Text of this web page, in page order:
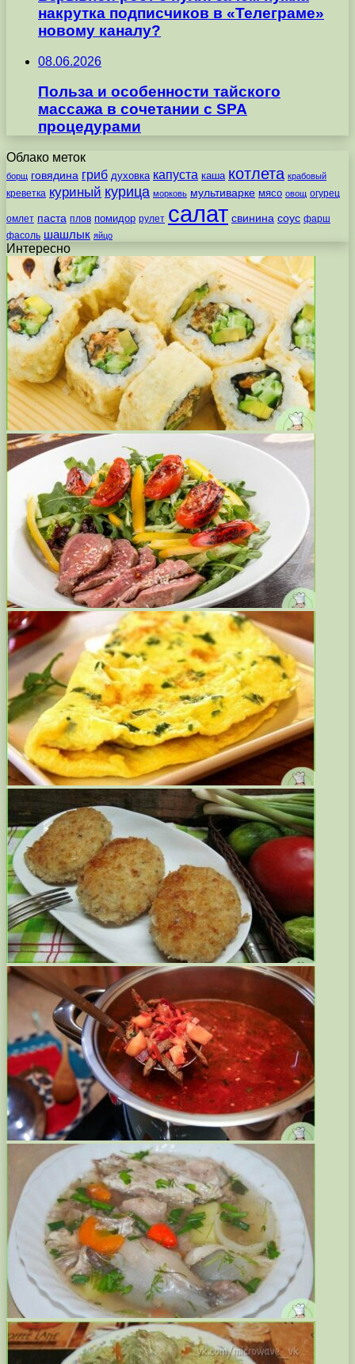
накрутка подписчиков в «Телеграме»
новому каналу?
08.06.2026
Польза и особенности тайского
массажа в сочетании с SPA
процедурами
Облако меток
борщ говядина гриб духовка капуста каша котлета крабовый
креветка куриный курица морковь мультиварке мясо овощ огурец
омлет паста плов помидор рулет салат свинина соус фарш
фасоль шашлык яйцо
Интересно